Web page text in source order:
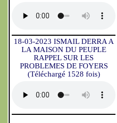
18-03-2023 ISMAIL DERRA A
LA MAISON DU PEUPLE
RAPPEL SUR LES
PROBLEMES DE FOYERS
(Téléchargé 1528 fois)